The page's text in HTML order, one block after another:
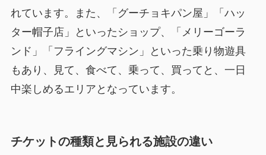
れています。また、「グーチョキパン屋」「ハッ
ター帽子店」といったショップ、「メリーゴーラ
ンド」「フライングマシン」といった乗り物遊具
もあり、見て、食べて、乗って、買ってと、一日
中楽しめるエリアとなっています。
チケットの種類と見られる施設の違い